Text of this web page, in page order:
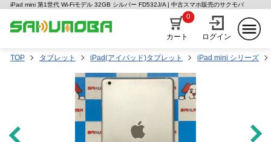
iPad mini 第1世代 Wi-Fiモデル 32GB シルバー FD532J/A | 中古スマホ販売のサクモバ
カート
0
ログイン
TOP タブレット iPad(アイパッド)タブレット iPad mini シリーズ